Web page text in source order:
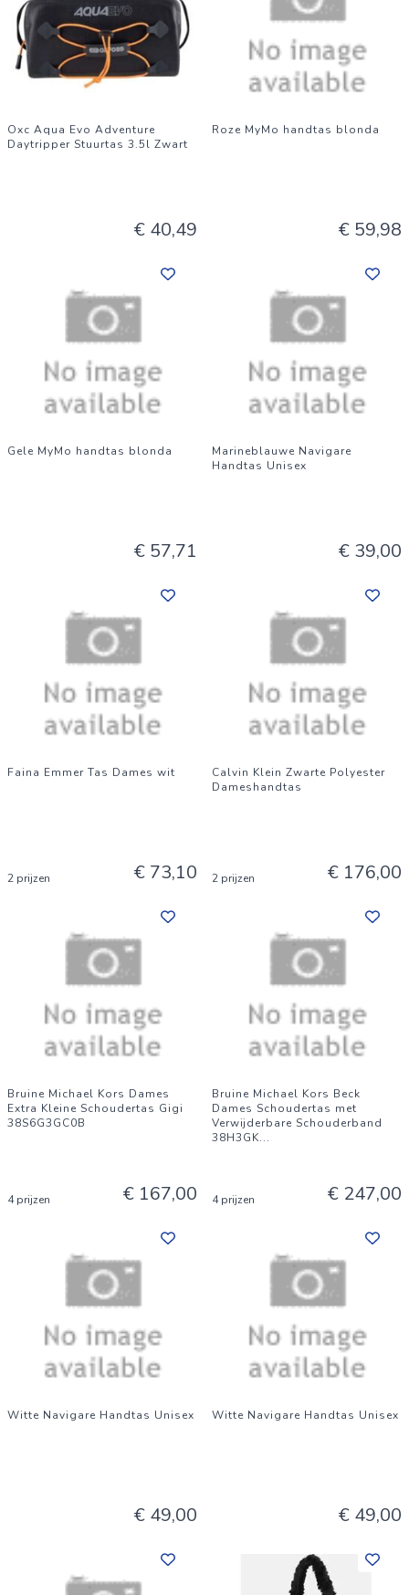
Oxc Aqua Evo Adventure
Daytripper Stuurtas 3.5l Zwart
€ 40,49
Roze MyMo handtas blonda
€ 59,98
Gele MyMo handtas blonda
€ 57,71
Marineblauwe Navigare
Handtas Unisex
€ 39,00
Faina Emmer Tas Dames wit
2 prijzen € 73,10
Calvin Klein Zwarte Polyester
Dameshandtas
2 prijzen € 176,00
Bruine Michael Kors Dames
Extra Kleine Schoudertas Gigi
38S6G3GC0B
4 prijzen € 167,00
Bruine Michael Kors Beck
Dames Schoudertas met
Verwijderbare Schouderband
38H3GK...
4 prijzen € 247,00
Witte Navigare Handtas Unisex
€ 49,00
Witte Navigare Handtas Unisex
€ 49,00